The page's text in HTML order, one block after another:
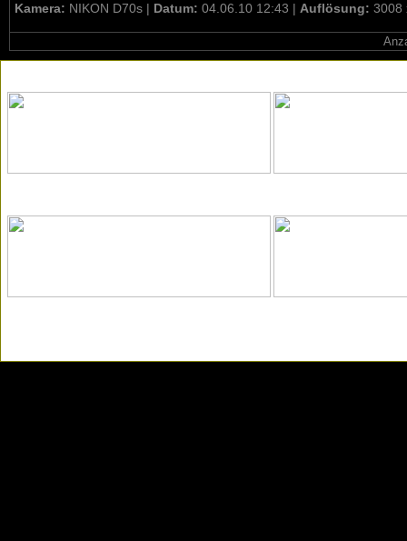
Kamera: NIKON D70s | Datum: 04.06.10 12:43 | Auflösung: 3008